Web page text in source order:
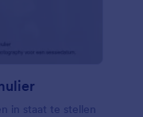
in staat te stellen